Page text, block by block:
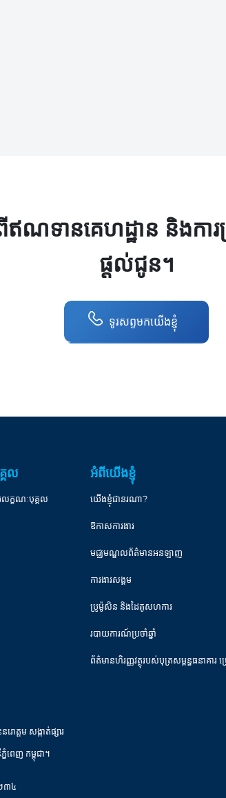
ណទានគេហដ្ឋាន និងការប្
ផ្ដល់ជូន។
ទូរសព្ទមកយេីងខ្ញុំ
គល
លក្ខណៈបុគ្គល
អំពីយើងខ្ញុំ
យើងខ្ញុំជានរណា?
ឱកាសការងារ
មជ្ឈមណ្ឌលព័ត៌មានអនឡាញ
ការងារសង្គម
ប្រូម៉ូសិន និងដៃគូសហការ
របាយការណ៍ប្រចាំឆ្នាំ
ព័ត៌មានហិរញ្ញវត្ថុរបស់បុត្រសម្ពន្ធធនាគារ ប្
ោត្តម សង្កាត់ផ្សារ
ពេញ កម្ពុជា។
៣៤